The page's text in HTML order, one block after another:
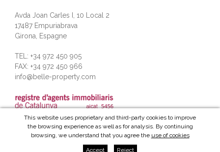
Avda Joan Carles I, 10 Local 2
17487 Empuriabrava
Girona
Espagne
TEL: +34 972 450 905
FAX: +34 972 450 966
info@belle-property.com
This website uses proprietary and third-party cookies to improve
the browsing experience as well as for analysis. By continuing
browsing, we understand that you agree the use of cookies
Accept Reject